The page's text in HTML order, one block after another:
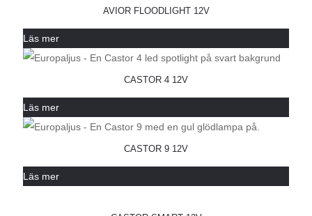
AVIOR FLOODLIGHT 12V
Läs mer
CASTOR 4 12V
Läs mer
CASTOR 9 12V
Läs mer